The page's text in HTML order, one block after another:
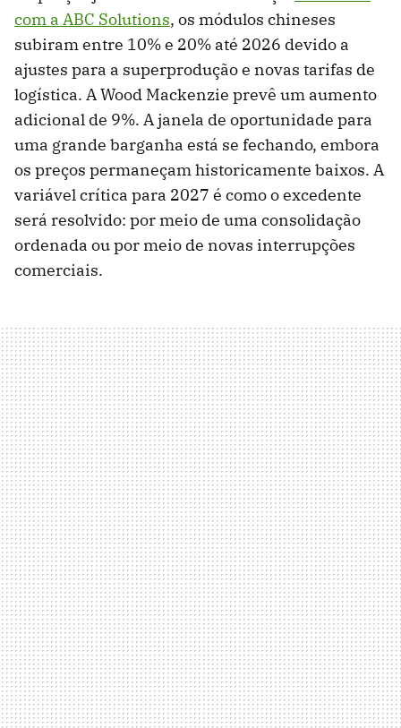
com a ABC Solutions, os módulos chineses
subiram entre 10% e 20% até 2026 devido a
ajustes para a superprodução e novas tarifas de
logística. A Wood Mackenzie prevê um aumento
adicional de 9%. A janela de oportunidade para
uma grande barganha está se fechando, embora
os preços permaneçam historicamente baixos. A
variável crítica para 2027 é como o excedente
será resolvido: por meio de uma consolidação
ordenada ou por meio de novas interrupções
comerciais.